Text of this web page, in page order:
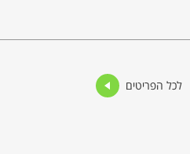
לכל הפריטים